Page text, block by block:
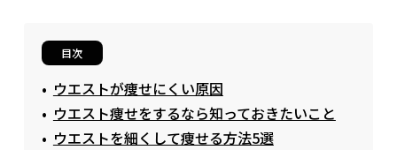
目次
ウエストが痩せにくい原因
ウエスト痩せをするなら知っておきたいこと
ウエストを細くして痩せる方法5選